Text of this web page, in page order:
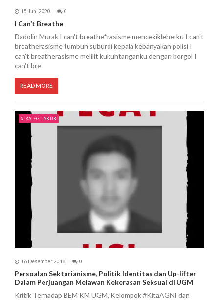
15 Juni 2020 0
I Can’t Breathe
Dadolin Murak I can't breathe*rasisme mencekikleherku I can't
breatherasisme tumbuh suburdi kepala kebanyakan polisi I
can't breatherasisme melilit kukuhtanganku dengan borgol I
can't bre
READ MORE
STRATEGI TAKTIK
16 Desember 2018 0
Persoalan Sektarianisme, Politik Identitas dan Up-lifter
Dalam Perjuangan Melawan Kekerasan Seksual di UGM
Kritik Terhadap BEM KM UGM, Kelompok #KitaAGNI dan